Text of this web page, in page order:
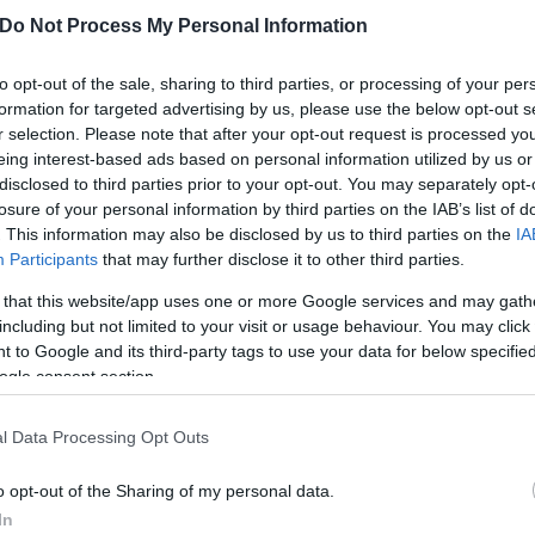
Do Not Process My Personal Information
opt-out of the sale, sharing to third parties, or processing of your
for targeted advertising by us, please use the below opt-out
selection. Please note that after your opt-out request is processed
interest-based ads based on personal information utilized by us
to third parties prior to your opt-out. You may separately
of your personal information by third parties on the IAB’s list of
This information may also be disclosed by us to third parties on the
Participants that may further disclose it to other third parties.
that this website/app uses one or more Google services and may
but not limited to your visit or usage behaviour. You may
to Google and its third-party tags to use your data for below
consent section.
Data Processing Opt Outs
opt-out of the Sharing of my personal data.
értelmében Fejér megyében jelenleg 2. fokú,
ónos eső miatt. A veszélyjelzés értelmében
meghaladhatja az 1 mm-t.
az ország túlnyomó részén csapadékra lehet
formájában. Az ország északi felében gyenge
a Dunántúlon már előfordulhat helyenként
intenzívebbé válik. Kedd éjfélig az Északi-
hó hullhat, de Nógrád megyében, illetve Pest
vonaltól délre – jelentős mennyiségű (1-5
az éjféli órákig. Az igen jelentős, öt milliméter
és lezárt útszakaszokra kell készülni. Mielőtt
helyzetről és az útviszonyokról. Csak
megfelelően felkészített gépkocsival szabad
kell közlekedni. Akik a tömegközlekedést